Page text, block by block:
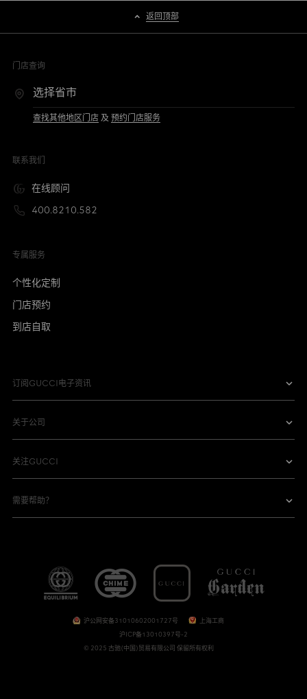
返回顶部
门店查询
查找其他地区门店 及 预约门店服务
联系我们
在线顾问
400.8210.582
专属服务
个性化定制
门店预约
到店自取
订阅GUCCI电子资讯
关于公司
关注GUCCI
需要帮助？
© 2025 古驰(中国)贸易有限公司 保留所有权利
沪ICP备13010397号-2
沪公网安备31010602001727号 上海工商